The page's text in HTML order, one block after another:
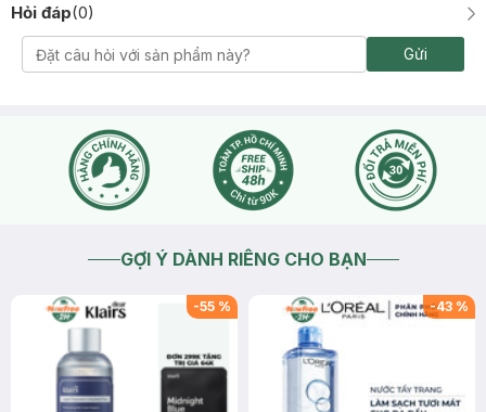
Hỏi đáp(0)
Gửi
GỢI Ý DÀNH RIÊNG CHO BẠN
-55 % -43 %